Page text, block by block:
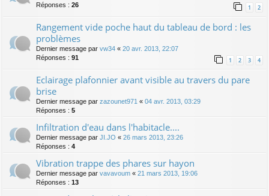
Réponses : 26 1 2
Rangement vide poche haut du tableau de bord : les
problèmes
Dernier message par vw34 « 20 avr. 2013, 22:07
Réponses : 91 1 2 3 4
Eclairage plafonnier avant visible au travers du pare
brise
Dernier message par zazounet971 « 04 avr. 2013, 03:29
Réponses : 5
Infiltration d'eau dans l'habitacle....
Dernier message par JI.JO « 26 mars 2013, 23:26
Réponses : 4
Vibration trappe des phares sur hayon
Dernier message par vavavoum « 21 mars 2013, 19:06
Réponses : 13